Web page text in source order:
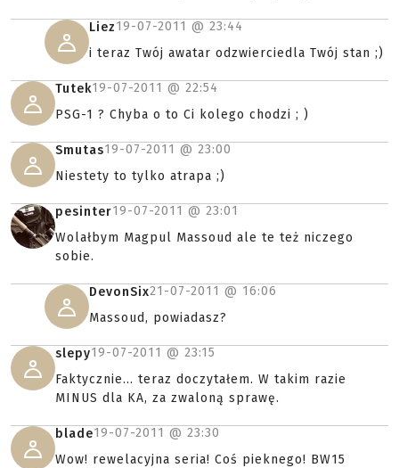
Liez19-07-2011 @ 23:44
i teraz Twój awatar odzwierciedla Twój stan ;)
Tutek19-07-2011 @ 22:54
PSG-1 ? Chyba o to Ci kolego chodzi ; )
Smutas19-07-2011 @ 23:00
Niestety to tylko atrapa ;)
pesinter19-07-2011 @ 23:01
Wolałbym Magpul Massoud ale te też niczego
sobie.
DevonSix21-07-2011 @ 16:06
Massoud, powiadasz?
slepy19-07-2011 @ 23:15
Faktycznie... teraz doczytałem. W takim razie
MINUS dla KA, za zwaloną sprawę.
blade19-07-2011 @ 23:30
Wow! rewelacyjna seria! Coś pieknego! BW15